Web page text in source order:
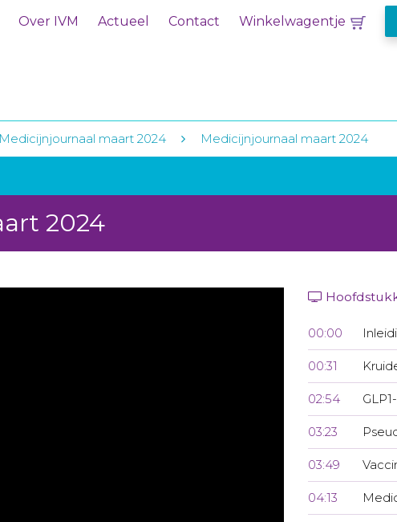
Over IVM Actueel Contact Winkelwagentje
Medicijnjournaal maart 2024 Medicijnjournaal maart 2024
2024
00:00
00:31
02:54
03:23
03:49
04:13